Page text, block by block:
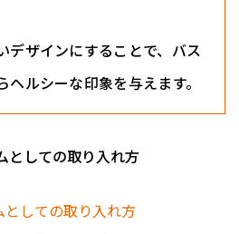
デザインにすることで、バス
ヘルシーな印象を与えます。
としての取り入れ方